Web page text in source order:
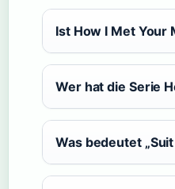
Ist How I Met
Wer hat die Serie
Was bedeutet